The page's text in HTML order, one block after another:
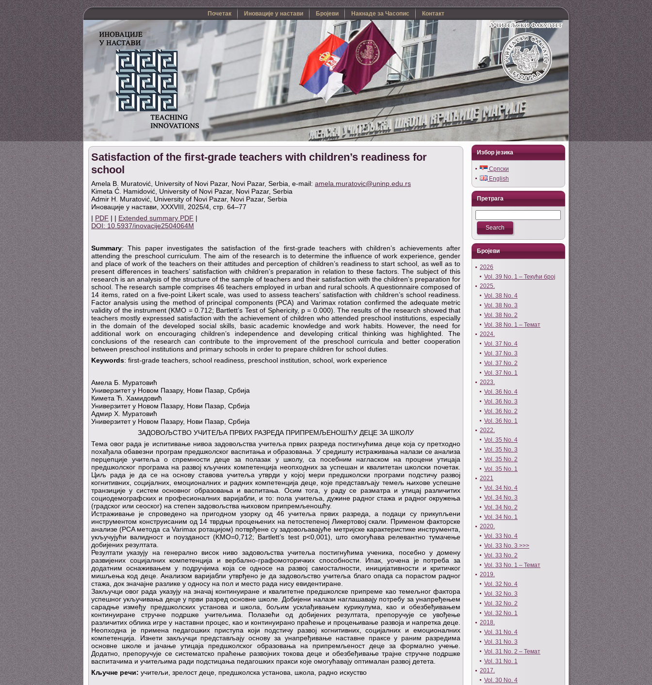
Почетак Иновације у настави Бројеви Накнаде за Часопис Контакт
Satisfaction of the first-grade teachers with children’s readiness for
school
Amela B. Muratović, University of Novi Pazar, Novi Pazar, Serbia, e-mail: amela.muratovic@uninp.edu.rs
Kimeta Ć. Hamidović, University of Novi Pazar, Novi Pazar, Serbia
Admir H. Muratović, University of Novi Pazar, Novi Pazar, Serbia
Иновације у настави, XXXVIII, 2025/4, стр. 64–77
| PDF | | Extended summary PDF |
DOI: 10.5937/inovacije2504064M
Summary: This paper investigates the satisfaction of the first-grade teachers with children’s achievements after
attending the preschool curriculum. The aim of the research is to determine the influence of work experience, gender
and place of work of the teachers on their attitudes and perception of children’s readiness to start school, as well as to
present differences in teachers’ satisfaction with children’s preparation in relation to these factors. The subject of this
research is an analysis of the structure of the sample of teachers and their satisfaction with the children’s preparation for
school. The research sample comprises 46 teachers employed in urban and rural schools. A questionnaire composed of
14 items, rated on a five-point Likert scale, was used to assess teachers’ satisfaction with children’s school readiness.
Factor analysis using the method of principal components (PCA) and Varimax rotation confirmed the adequate metric
validity of the instrument (KMO = 0.712; Bartlett’s Test of Sphericity, p = 0.000). The results of the research showed that
teachers mostly expressed satisfaction with the achievement of children who attended preschool institutions, especially
in the domain of the developed social skills, basic academic knowledge and work habits. However, the need for
additional work on encouraging children’s independence and developing critical thinking was highlighted. The
conclusions of the research can contribute to the improvement of the preschool curricula and better cooperation
between preschool institutions and primary schools in order to prepare children for school duties.
Keywords: first-grade teachers, school readiness, preschool institution, school, work experience
Амела Б. Муратовић
Универзитет у Новом Пазару, Нови Пазар, Србија
Кимета Ћ. Хамидовић
Универзитет у Новом Пазару, Нови Пазар, Србија
Адмир Х. Муратовић
Универзитет у Новом Пазару, Нови Пазар, Србија
ЗАДОВОЉСТВО УЧИТЕЉА ПРВИХ РАЗРЕДА ПРИПРЕМЉЕНОШЋУ ДЕЦЕ ЗА ШКОЛУ
Тема овог рада је испитивање нивоа задовољства учитеља првих разреда постигнућима деце која су претходно
похађала обавезни програм предшколског васпитања и образовања. У средишту истраживања налази се анализа
перцепције учитеља о спремности деце за полазак у школу, са посебним нагласком на процени утицаја
предшколског програма на развој кључних компетенција неопходних за успешан и квалитетан школски почетак.
Циљ рада је да се на основу ставова учитеља утврди у којој мери предшколски програми подстичу развој
когнитивних, социјалних, емоционалних и радних компетенција деце, које представљају темељ њихове успешне
транзиције у систем основног образовања и васпитања. Осим тога, у раду се разматра и утицај различитих
социодемографских и професионалних варијабли, и то: пола учитеља, дужине радног стажа и радног окружења
(градског или сеоског) на степен задовољства њиховом припремљеношћу.
Истраживање је спроведено на пригодном узорку од 46 учитеља првих разреда, а подаци су прикупљени
инструментом конструисаним од 14 тврдњи процењених на петостепеној Ликертовој скали. Применом факторске
анализе (PCA метода са Varimax ротацијом) потврђене су задовољавајуће метријске карактеристике инструмента,
укључујући валидност и поузданост (KMO=0,712; Bartlett’s test p<0,001), што омогућава релевантно тумачење
добијених резултата.
Резултати указују на генерално висок ниво задовољства учитеља постигнућима ученика, посебно у домену
развијених социјалних компетенција и вербално-графомоторичких способности. Ипак, уочена је потреба за
додатним оснаживањем у подручјима која се односе на развој самосталности, иницијативности и критичког
мишљења код деце. Анализом варијабли утврђено је да задовољство учитеља благо опада са порастом радног
стажа, док значајне разлике у односу на пол и место рада нису евидентиране.
Закључци овог рада указују на значај континуиране и квалитетне предшколске припреме као темељног фактора
успешног укључивања деце у први разред основне школе. Добијени налази наглашавају потребу за унапређењем
сарадње између предшколских установа и школа, бољим усклађивањем курикулума, као и обезбеђивањем
континуиране стручне подршке учитељима. Полазећи од добијених резултата, препоручује се увођење
различитих облика игре у наставни процес, као и континуирано праћење и процењивање развоја и напретка деце.
Неопходна је примена педагошких приступа који подстичу развој когнитивних, социјалних и емоционалних
компетенција. Изнети закључци представљају основу за унапређивање наставне праксе у раним разредима
основне школе и јачање утицаја предшколског образовања на припремљеност деце за формално учење.
Додатно, препоручује се систематско праћење развојних токова деце и обезбеђивање трајне стручне подршке
васпитачима и учитељима ради подстицања педагошких пракси које омогућавају оптималан развој детета.
Кључне речи: учитељи, зрелост деце, предшколска установа, школа, радно искуство
Избор језика
Српски
English
Претрага
Бројеви
2026
Vol. 39 No. 1 – Текући број
2025.
Vol. 38 No. 4
Vol. 38 No. 3
Vol. 38 No. 2
Vol. 38 No. 1 – Темат
2024.
Vol. 37 No. 4
Vol. 37 No. 3
Vol. 37 No. 2
Vol. 37 No. 1
2023.
Vol. 36 No. 4
Vol. 36 No. 3
Vol. 36 No. 2
Vol. 36 No. 1
2022.
Vol. 35 No. 4
Vol. 35 No. 3
Vol. 35 No. 2
Vol. 35 No. 1
2021
Vol. 34 No. 4
Vol. 34 No. 3
Vol. 34 No. 2
Vol. 34 No. 1
2020.
Vol. 33 No. 4
Vol. 33 No. 3 >>>
Vol. 33 No. 2
Vol. 33 No. 1 – Темат
2019.
Vol. 32 No. 4
Vol. 32 No. 3
Vol. 32 No. 2
Vol. 32 No. 1
2018.
Vol. 31 No. 4
Vol. 31 No. 3
Vol. 31 No. 2 – Темат
Vol. 31 No. 1
2017.
Vol. 30 No. 4